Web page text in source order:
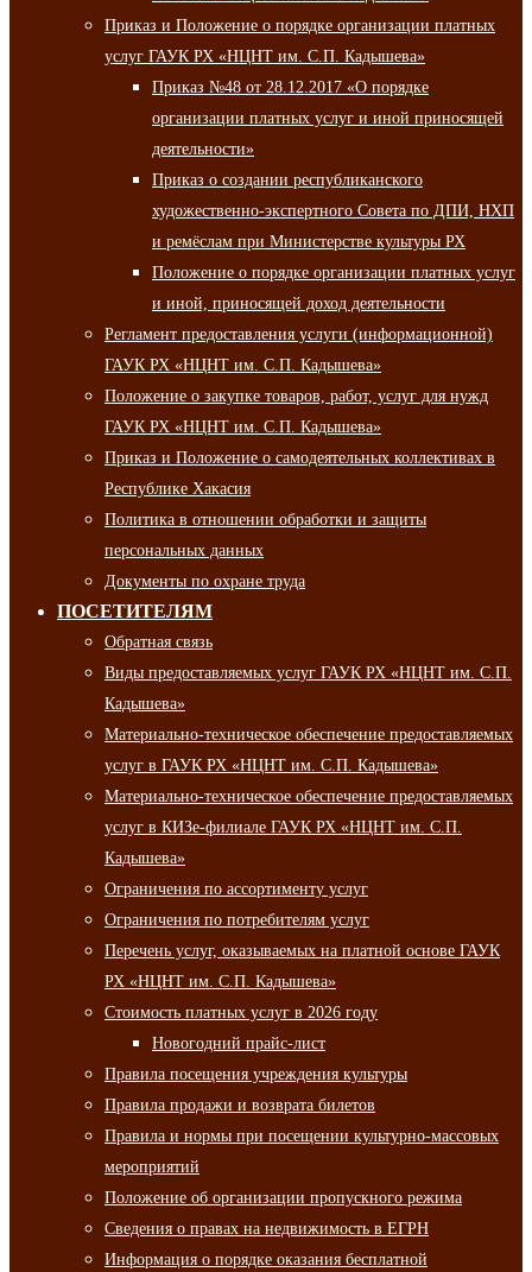
Приказ и Положение о порядке организации платных
услуг ГАУК РХ «НЦНТ им. С.П. Кадышева»
Приказ №48 от 28.12.2017 «О порядке
организации платных услуг и иной приносящей
деятельности»
Приказ о создании республиканского
художественно-экспертного Совета по ДПИ, НХП
и ремёслам при Министерстве культуры РХ
Положение о порядке организации платных услуг
и иной, приносящей доход деятельности
Регламент предоставления услуги (информационной)
ГАУК РХ «НЦНТ им. С.П. Кадышева»
Положение о закупке товаров, работ, услуг для нужд
ГАУК РХ «НЦНТ им. С.П. Кадышева»
Приказ и Положение о самодеятельных коллективах в
Республике Хакасия
Политика в отношении обработки и защиты
персональных данных
Документы по охране труда
ПОСЕТИТЕЛЯМ
Обратная связь
Виды предоставляемых услуг ГАУК РХ «НЦНТ им. С.П.
Кадышева»
Материально-техническое обеспечение предоставляемых
услуг в ГАУК РХ «НЦНТ им. С.П. Кадышева»
Материально-техническое обеспечение предоставляемых
услуг в КИЗе-филиале ГАУК РХ «НЦНТ им. С.П.
Кадышева»
Ограничения по ассортименту услуг
Ограничения по потребителям услуг
Перечень услуг, оказываемых на платной основе ГАУК
РХ «НЦНТ им. С.П. Кадышева»
Стоимость платных услуг в 2026 году
Новогодний прайс-лист
Правила посещения учреждения культуры
Правила продажи и возврата билетов
Правила и нормы при посещении культурно-массовых
мероприятий
Положение об организации пропускного режима
Сведения о правах на недвижимость в ЕГРН
Информация о порядке оказания бесплатной